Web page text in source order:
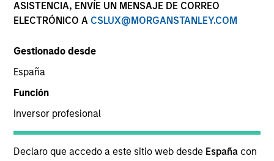
ASISTENCIA, ENVÍE UN MENSAJE DE CORREO
ELECTRÓNICO A CSLUX@MORGANSTANLEY.COM
Gestionado desde
España
Función
Inversor profesional
Declaro que accedo a este sitio web desde España con
Quarterly Private Markets Insights
and Asset Class Deep Dive.